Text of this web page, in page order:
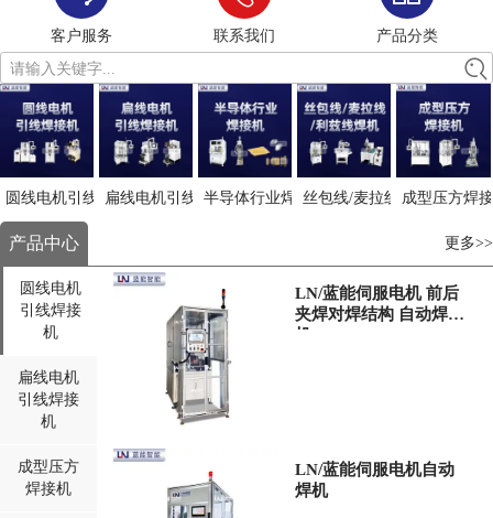
客户服务 联系我们
产品分类
请输入关键字...
圆线电机引线焊接扁线电机引线焊接半导体行业焊接机丝包线/麦拉线/利兹线焊接
成型压方焊
产品中心 更多>>
圆线电机
引线焊接
机
扁线电机
引线焊接
机
成型压方
焊接机
LN/蓝能伺服电机 前后
夹焊对焊结构 自动焊接
机
LN/蓝能伺服电机自动
焊机